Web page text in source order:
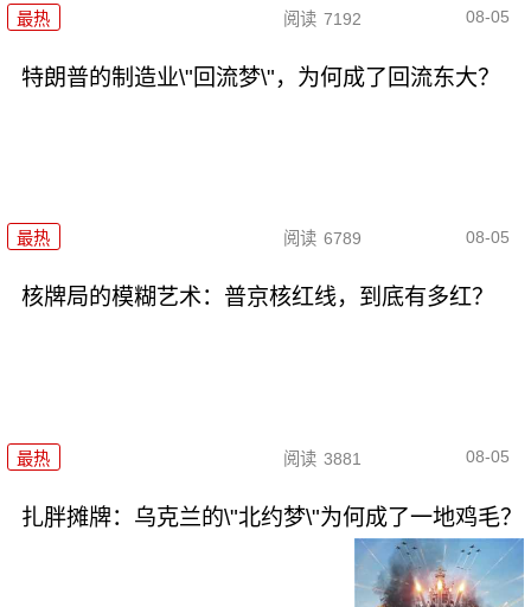
最热 阅读 7192 08-05
特朗普的制造业\"回流梦\"，为何成了回流东大？
最热 阅读 6789 08-05
核牌局的模糊艺术：普京核红线，到底有多红？
最热 阅读 3881 08-05
扎胖摊牌：乌克兰的\"北约梦\"为何成了一地鸡毛？